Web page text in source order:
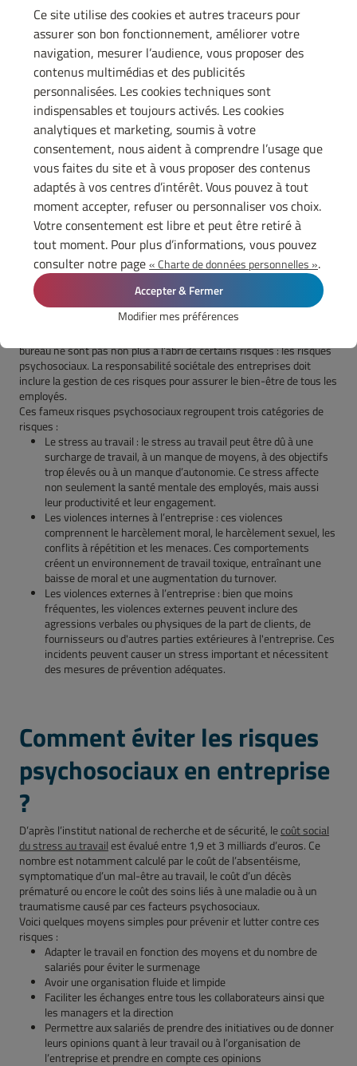
possibilité de télétravail à plein temps selon les périodes peut
aider à équilibrer vie professionnelle et vie personnelle, un
facteur souvent crucial pour les femmes.
Formation et sensibilisation : former et sensibiliser les
collaborateurs à la question de l'égalité homme-femme en
invitant des associations spécialisées. Les formations
permettent de mieux comprendre les enjeux et de mettre en
place des actions concrètes pour améliorer l'égalité au sein de
l'entreprise.
En intégrant ces pratiques dans la politique de responsabilité
sociétale des entreprises, il est possible de faire progresser l'égalité
homme-femme et d'améliorer le fonctionnement global de
l'entreprise.
Les risques psychosociaux en entreprise : quels
sont-ils ?
Si certains travailleurs, notamment les ouvriers, font face à des
risques physiques évidents comme les chutes ou les blessures sur
bureau ne sont pas non plus à l’abri de certains risques : les risques
psychosociaux. La responsabilité sociétale des entreprises doit
inclure la gestion de ces risques pour assurer le bien-être de tous les
employés.
Ces fameux risques psychosociaux regroupent trois catégories de
risques :
Le stress au travail : le stress au travail peut être dû à une
surcharge de travail, à un manque de moyens, à des objectifs
trop élevés ou à un manque d’autonomie. Ce stress affecte
non seulement la santé mentale des employés, mais aussi
leur productivité et leur engagement.
Les violences internes à l’entreprise : ces violences
comprennent le harcèlement moral, le harcèlement sexuel, les
conflits à répétition et les menaces. Ces comportements
créent un environnement de travail toxique, entraînant une
baisse de moral et une augmentation du turnover.
Les violences externes à l’entreprise : bien que moins
fréquentes, les violences externes peuvent inclure des
agressions verbales ou physiques de la part de clients, de
fournisseurs ou d'autres parties extérieures à l'entreprise. Ces
incidents peuvent causer un stress important et nécessitent
des mesures de prévention adéquates.
Comment éviter les risques
psychosociaux en entreprise
?
D’après l’institut national de recherche et de sécurité, lecoût social
du stress au travail est évalué entre 1,9 et 3 milliards d’euros. Ce
nombre est notamment calculé par le coût de l’absentéisme,
symptomatique d’un mal-être au travail, le coût d’un décès
prématuré ou encore le coût des soins liés à une maladie ou à un
traumatisme causé par ces facteurs psychosociaux.
Voici quelques moyens simples pour prévenir et lutter contre ces
risques :
Adapter le travail en fonction des moyens et du nombre de
salariés pour éviter le surmenage
Avoir une organisation fluide et limpide
Faciliter les échanges entre tous les collaborateurs ainsi que
les managers et la direction
Permettre aux salariés de prendre des initiatives ou de donner
leurs opinions quant à leur travail ou à l’organisation de
l’entreprise et prendre en compte ces opinions
Ce site utilise des cookies et autres traceurs pour
assurer son bon fonctionnement, améliorer votre
navigation, mesurer l’audience, vous proposer des
contenus multimédias et des publicités
personnalisées. Les cookies techniques sont
indispensables et toujours activés. Les cookies
analytiques et marketing, soumis à votre
consentement, nous aident à comprendre l’usage que
vous faites du site et à vous proposer des contenus
adaptés à vos centres d’intérêt. Vous pouvez à tout
moment accepter, refuser ou personnaliser vos choix.
Votre consentement est libre et peut être retiré à
tout moment. Pour plus d’informations, vous pouvez
consulter notre page « Charte de données personnelles ».
Accepter & Fermer
Modifier mes préférences